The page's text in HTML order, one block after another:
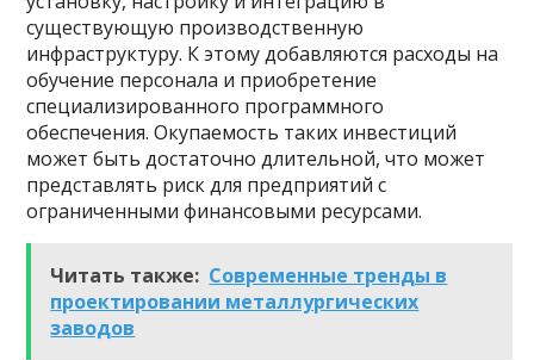
существующую производственную
инфраструктуру. К этому добавляются расходы на
обучение персонала и приобретение
специализированного программного
обеспечения. Окупаемость таких инвестиций
может быть достаточно длительной, что может
представлять риск для предприятий с
ограниченными финансовыми ресурсами.
Читать также: Современные тренды в
проектировании металлургических
заводов